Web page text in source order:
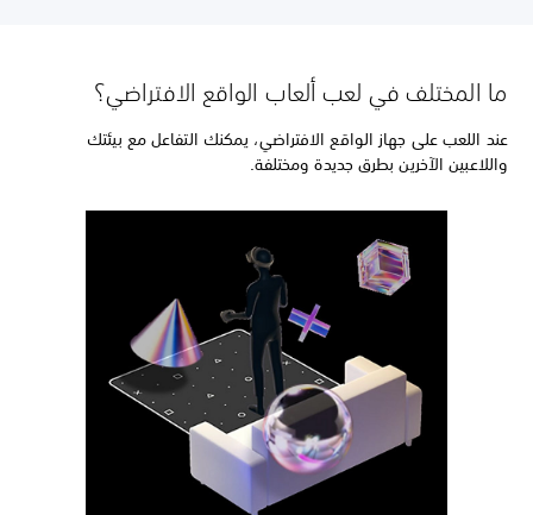
ما المختلف في لعب ألعاب الواقع الافتراضي؟
عند اللعب على جهاز الواقع الافتراضي، يمكنك التفاعل مع بيئتك
واللاعبين الآخرين بطرق جديدة ومختلفة.